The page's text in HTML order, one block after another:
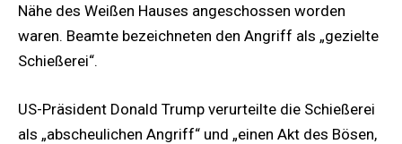
Nähe des Weißen Hauses angeschossen worden
waren. Beamte bezeichneten den Angriff als „gezielte
Schießerei“.
US-Präsident Donald Trump verurteilte die Schießerei
als „abscheulichen Angriff“ und „einen Akt des Bösen,